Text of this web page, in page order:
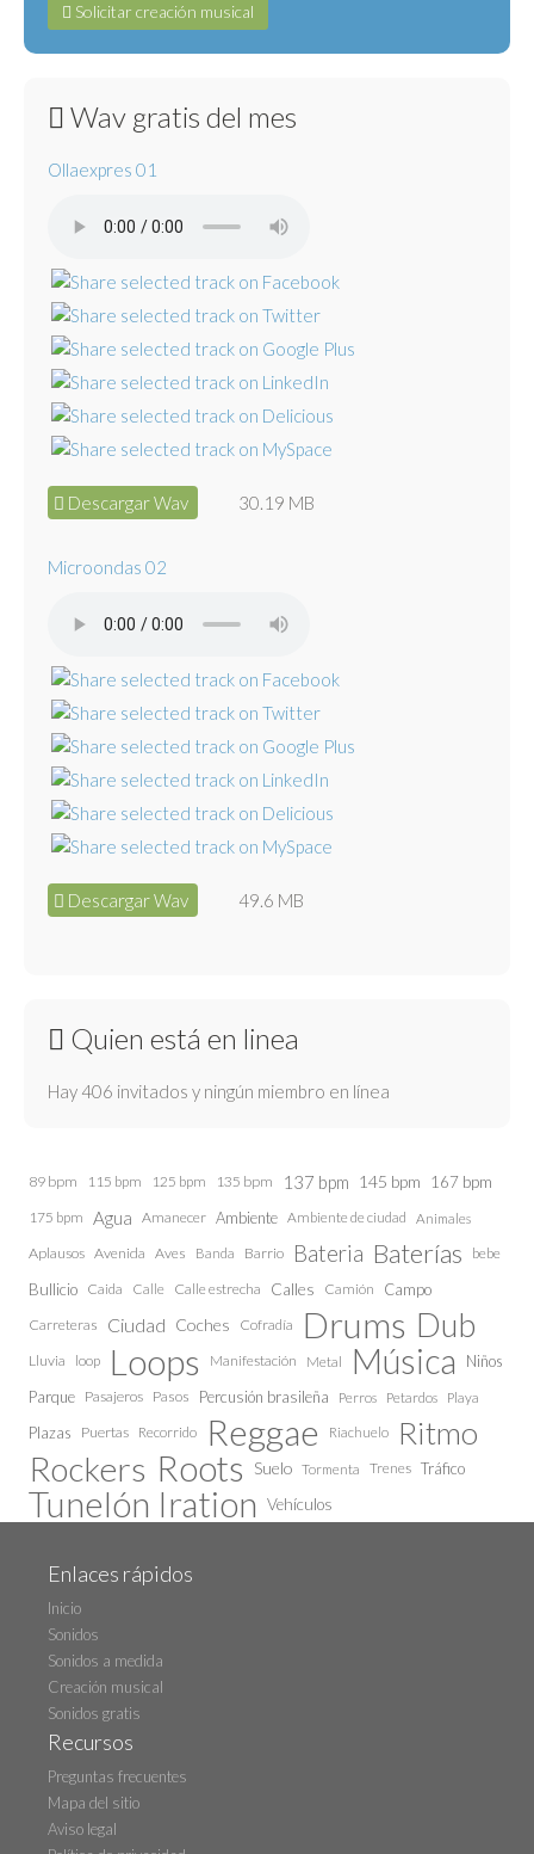
Solicitar creación musical
Wav gratis del mes
Ollaexpres 01
Descargar Wav 30.19 MB
Microondas 02
Descargar Wav 49.6 MB
Quien está en linea
Hay 406 invitados y ningún miembro en línea
89 bpm 115 bpm 125 bpm 135 bpm 137 bpm 145 bpm 167 bpm
175 bpm Agua Amanecer Ambiente Ambiente de ciudad Animales
Aplausos Avenida Aves Banda Barrio Bateria Baterías bebe
Bullicio Caida Calle Calle estrecha Calles Camión Campo
Carreteras Ciudad Coches Cofradía Drums Dub
Lluvia loop Loops Manifestación Metal Música
Niños
Parque Pasajeros Pasos Percusión brasileña Perros Petardos Playa
Plazas Puertas Recorrido Reggae Riachuelo Ritmo
Rockers Roots Suelo Tormenta Trenes Tráfico
Tunelón Iration Vehículos
Enlaces rápidos
Inicio
Sonidos
Sonidos a medida
Creación musical
Sonidos gratis
Recursos
Preguntas frecuentes
Mapa del sitio
Aviso legal